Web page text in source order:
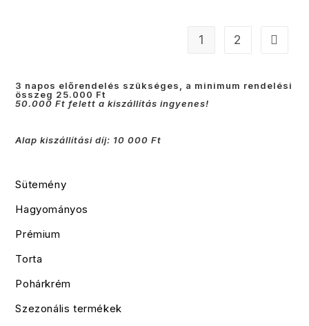
1 2
3 napos előrendelés szükséges, a minimum rendelési
összeg 25.000 Ft
50.000 Ft felett a kiszállítás ingyenes!
Alap kiszállítási díj: 10 000 Ft
Sütemény
Hagyományos
Prémium
Torta
Pohárkrém
Szezonális termékek